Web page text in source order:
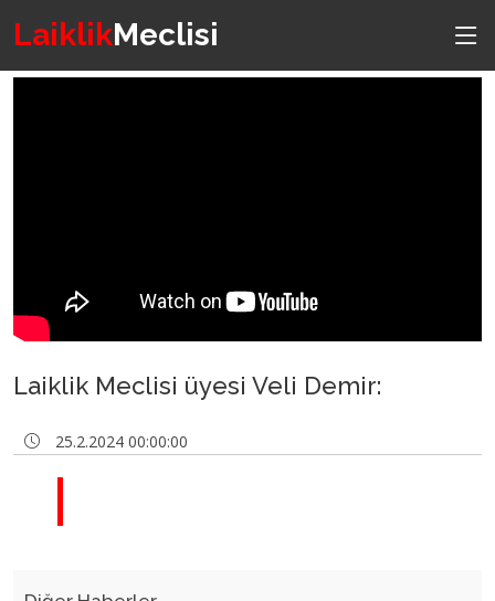
LaiklikMeclisi
Laiklik Meclisi üyesi Veli Demir:
25.2.2024 00:00:00